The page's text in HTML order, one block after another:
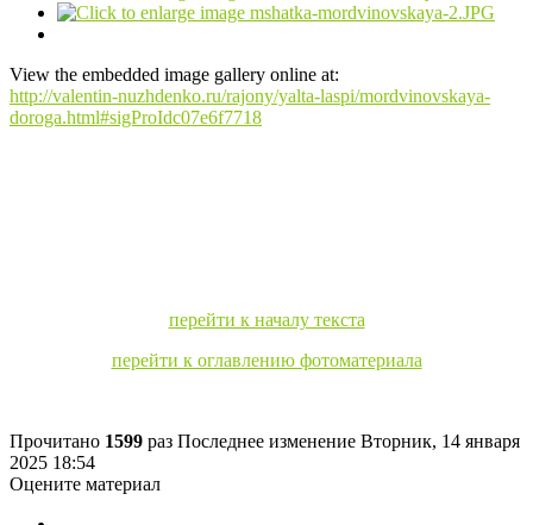
View the embedded image gallery online at:
http://valentin-nuzhdenko.ru/rajony/yalta-laspi/mordvinovskaya-
doroga.html#sigProIdc07e6f7718
перейти к началу текста
перейти к оглавлению фотоматериала
Прочитано 1599 раз Последнее изменение Вторник, 14 января
2025 18:54
Оцените материал